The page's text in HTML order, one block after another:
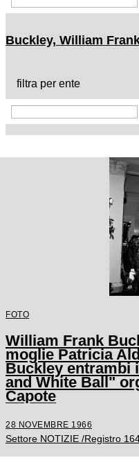
Buckley, William
filtra per ente
FOTO
William Frank
moglie Patricia
Buckley entrambi
and White Ball"
Capote
28 NOVEMBRE 1966
Settore NOTIZIE /Registro